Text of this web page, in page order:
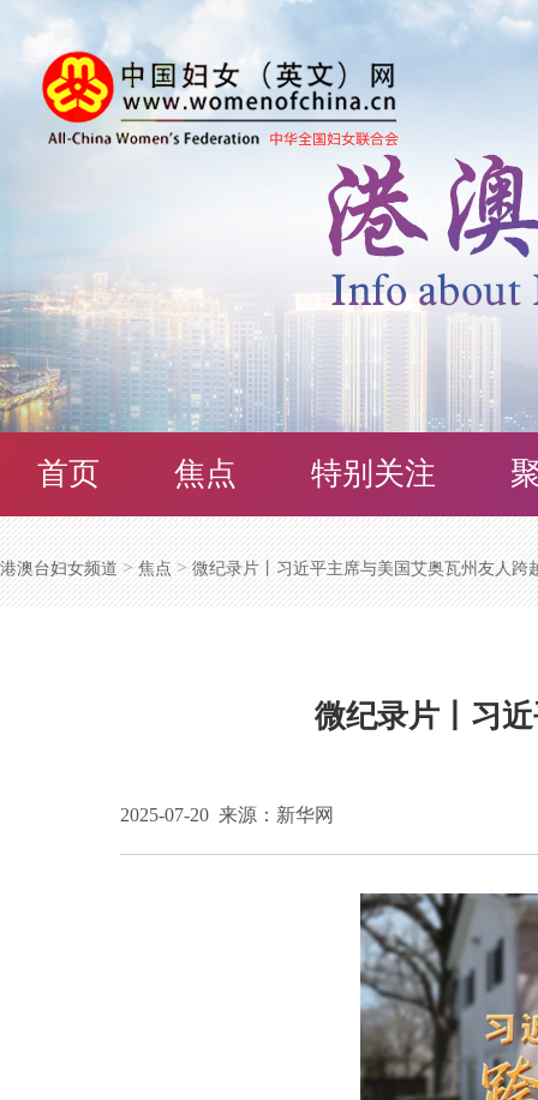
首页 焦点 特别关注
港澳台妇女频道 > 焦点 > 微纪录片丨习近平主席与美国艾奥瓦州友人跨
微纪录片丨习
2025-07-20 来源：新华网